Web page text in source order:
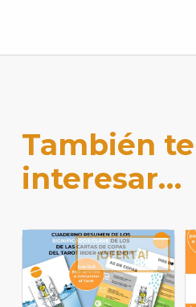
También
interesar…
¡OFERTA!